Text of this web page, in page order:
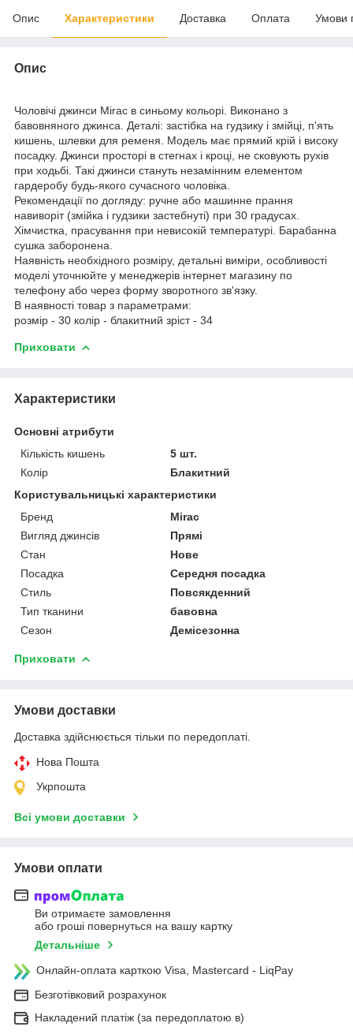
Опис Характеристики Доставка Оплата Умови
Опис
Чоловічі джинси Mirac в синьому кольорі. Виконано з
бавовняного джинса. Деталі: застібка на гудзику і змійці, п'ять
кишень, шлевки для ременя. Модель має прямий крій і високу
посадку. Джинси просторі в стегнах і кроці, не сковують рухів
при ходьбі. Такі джинси стануть незамінним елементом
гардеробу будь-якого сучасного чоловіка.
Рекомендації по догляду: ручне або машинне прання
навиворіт (змійка і гудзики застебнуті) при 30 градусах.
Хімчистка, прасування при невисокій температурі. Барабанна
сушка заборонена.
Наявність необхідного розміру, детальні виміри, особливості
моделі уточнюйте у менеджерів інтернет магазину по
телефону або через форму зворотного зв'язку.
В наявності товар з параметрами:
розмір - 30 колір - блакитний зріст - 34
Приховати
Характеристики
Основні атрибути
Кількість кишень
5 шт.
Колір
Блакитний
Користувальницькі характеристики
Бренд
Mirac
Вигляд джинсів
Прямі
Стан
Нове
Посадка
Середня посадка
Стиль
Повсякденний
Тип тканини
бавовна
Сезон
Демісезонна
Приховати
Умови доставки
Доставка здійснюється тільки по передоплаті.
Нова Пошта
Укрпошта
Всі умови доставки
Умови оплати
Ви отримаєте замовлення
або гроші повернуться на вашу картку
Детальніше
Онлайн-оплата карткою Visa, Mastercard - LiqPay
Безготівковий розрахунок
Накладений платіж (за передоплатою в)